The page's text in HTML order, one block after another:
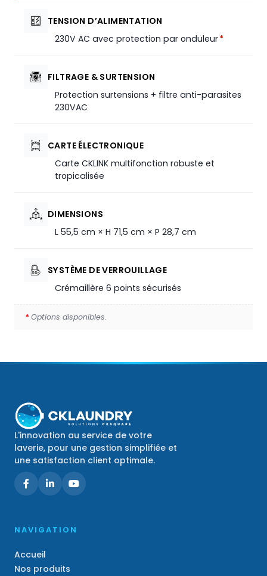
TENSION D’ALIMENTATION
230V AC avec protection par onduleur*
FILTRAGE & SURTENSION
Protection surtensions + filtre anti-parasites
230VAC
CARTE ÉLECTRONIQUE
Carte CKLINK multifonction robuste et
tropicalisée
DIMENSIONS
L 55,5 cm × H 71,5 cm × P 28,7 cm
SYSTÈME DE VERROUILLAGE
Crémaillère 6 points sécurisés
*Options disponibles.
L'innovation au service de votre
laverie, pour une gestion simplifiée et
une satisfaction client optimale.
NAVIGATION
Accueil
Nos produits